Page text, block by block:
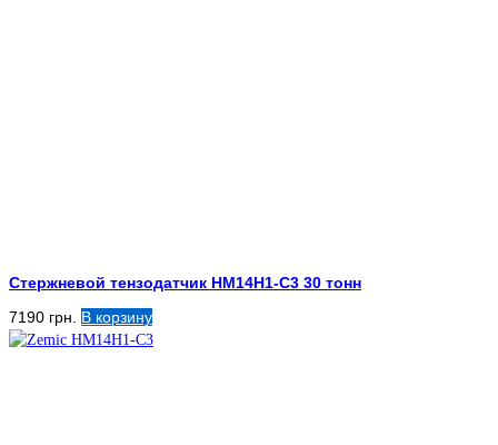
Стержневой тензодатчик HM14H1-C3 30 тонн
7190 грн. В корзину